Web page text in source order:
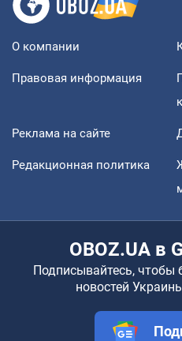
О компании
Правовая информация
Реклама на сайте
Редакционная политика
OBOZ.UA в
Подписывайтесь, чтобы
новостей